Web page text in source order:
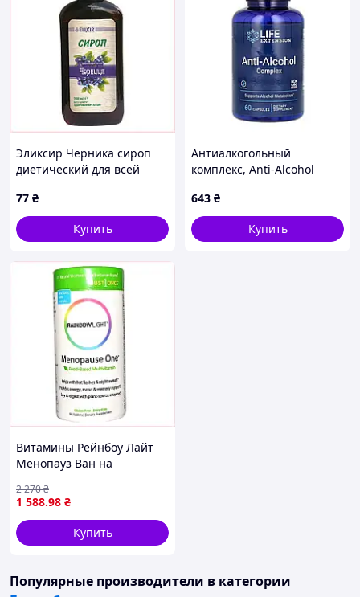
Эликсир Черника сироп
диетический для всей
77 ₴
Купить
Антиалкогольный
комплекс, Anti-Alcohol
капсул (LEX-22400)
643 ₴
Купить
Витамины Рейнбоу Лайт
Менопауз Ван на
EX1535759B
1 588.98 ₴
2 270₴
Купить
Популярные производители в категории